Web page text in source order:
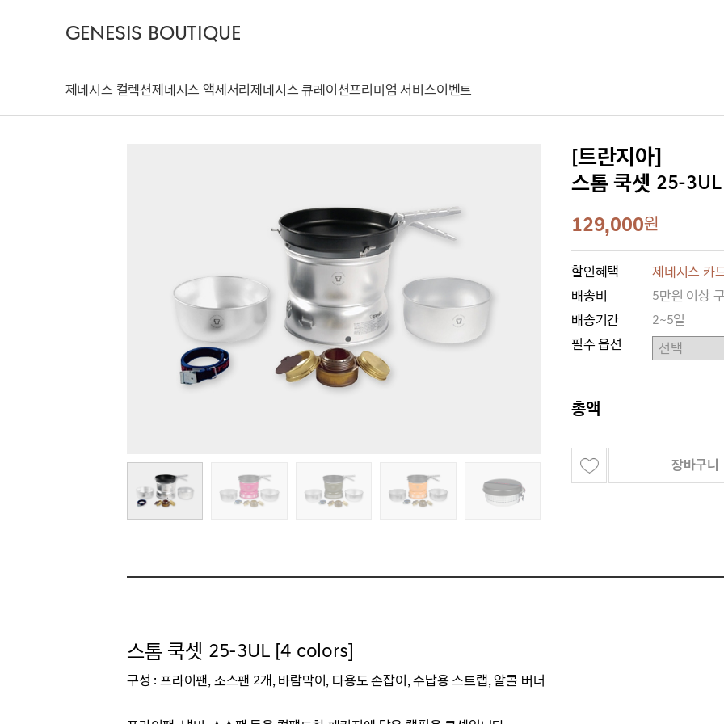
GENESIS BOUTIQUE
제네시스 컬렉션제네시스 액세서리제네시스 큐레이션프리미엄 서비스이벤트
[트란지아]
스톰 쿡셋 25-
129,000원
할인혜택
제네시스 카
배송비
5만원 이상
배송기간
2~5일
필수 옵션
총액
장바구니
스톰 쿡셋 25-3UL [4 colors]
구성 : 프라이팬, 소스팬 2개, 바람막이, 다용도 손잡이, 수납용 스트랩, 알콜 버너